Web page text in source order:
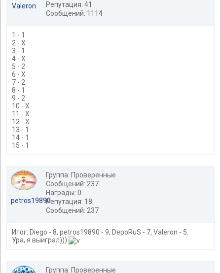
Valeron
Репутация: 41
Сообщений: 1114
1 - 1
2 - Х
3 - 1
4 - Х
5 - 2
6 - Х
7 - 2
8 - 1
9 - 2
10 - Х
11 - Х
12 - Х
13 - 1
14 - 1
15 - 1
petros19890
Группа: Проверенные
Сообщений: 237
Награды: 0
Репутация: 18
Сообщений: 237
Итог: Diego - 8, petros19890 - 9, DepoRuS - 7, Valeron - 5.
Ура, я выиграл)))
Группа: Проверенные